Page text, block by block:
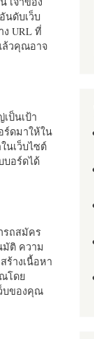
นดับเว็บ
URL ที่
ล้วคุณอาจ
ป็นเป้า
ร์ดมาให้ใน
นเว็บไซต์
บอร์ดได้
รถสมัคร
มัติ ความ
ร้างเนื้อหา
ณโดย
บของคุณ